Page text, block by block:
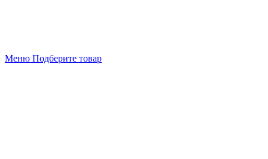
Меню Подберите товар